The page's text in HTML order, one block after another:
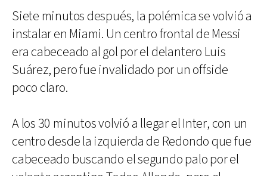
Siete minutos después, la polémica se volvió a
instalar en Miami. Un centro frontal de Messi
era cabeceado al gol por el delantero Luis
Suárez, pero fue invalidado por un offside
poco claro.
A los 30 minutos volvió a llegar el Inter, con un
centro desde la izquierda de Redondo que fue
cabeceado buscando el segundo palo por el